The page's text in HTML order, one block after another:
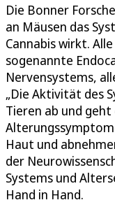
Die Bonner
an Mäusen das
Cannabis wirkt.
sogenannte
Nervensystems,
„Die Aktivität des
Tieren ab und
Haut und
der
Systems und
Hand in Hand.